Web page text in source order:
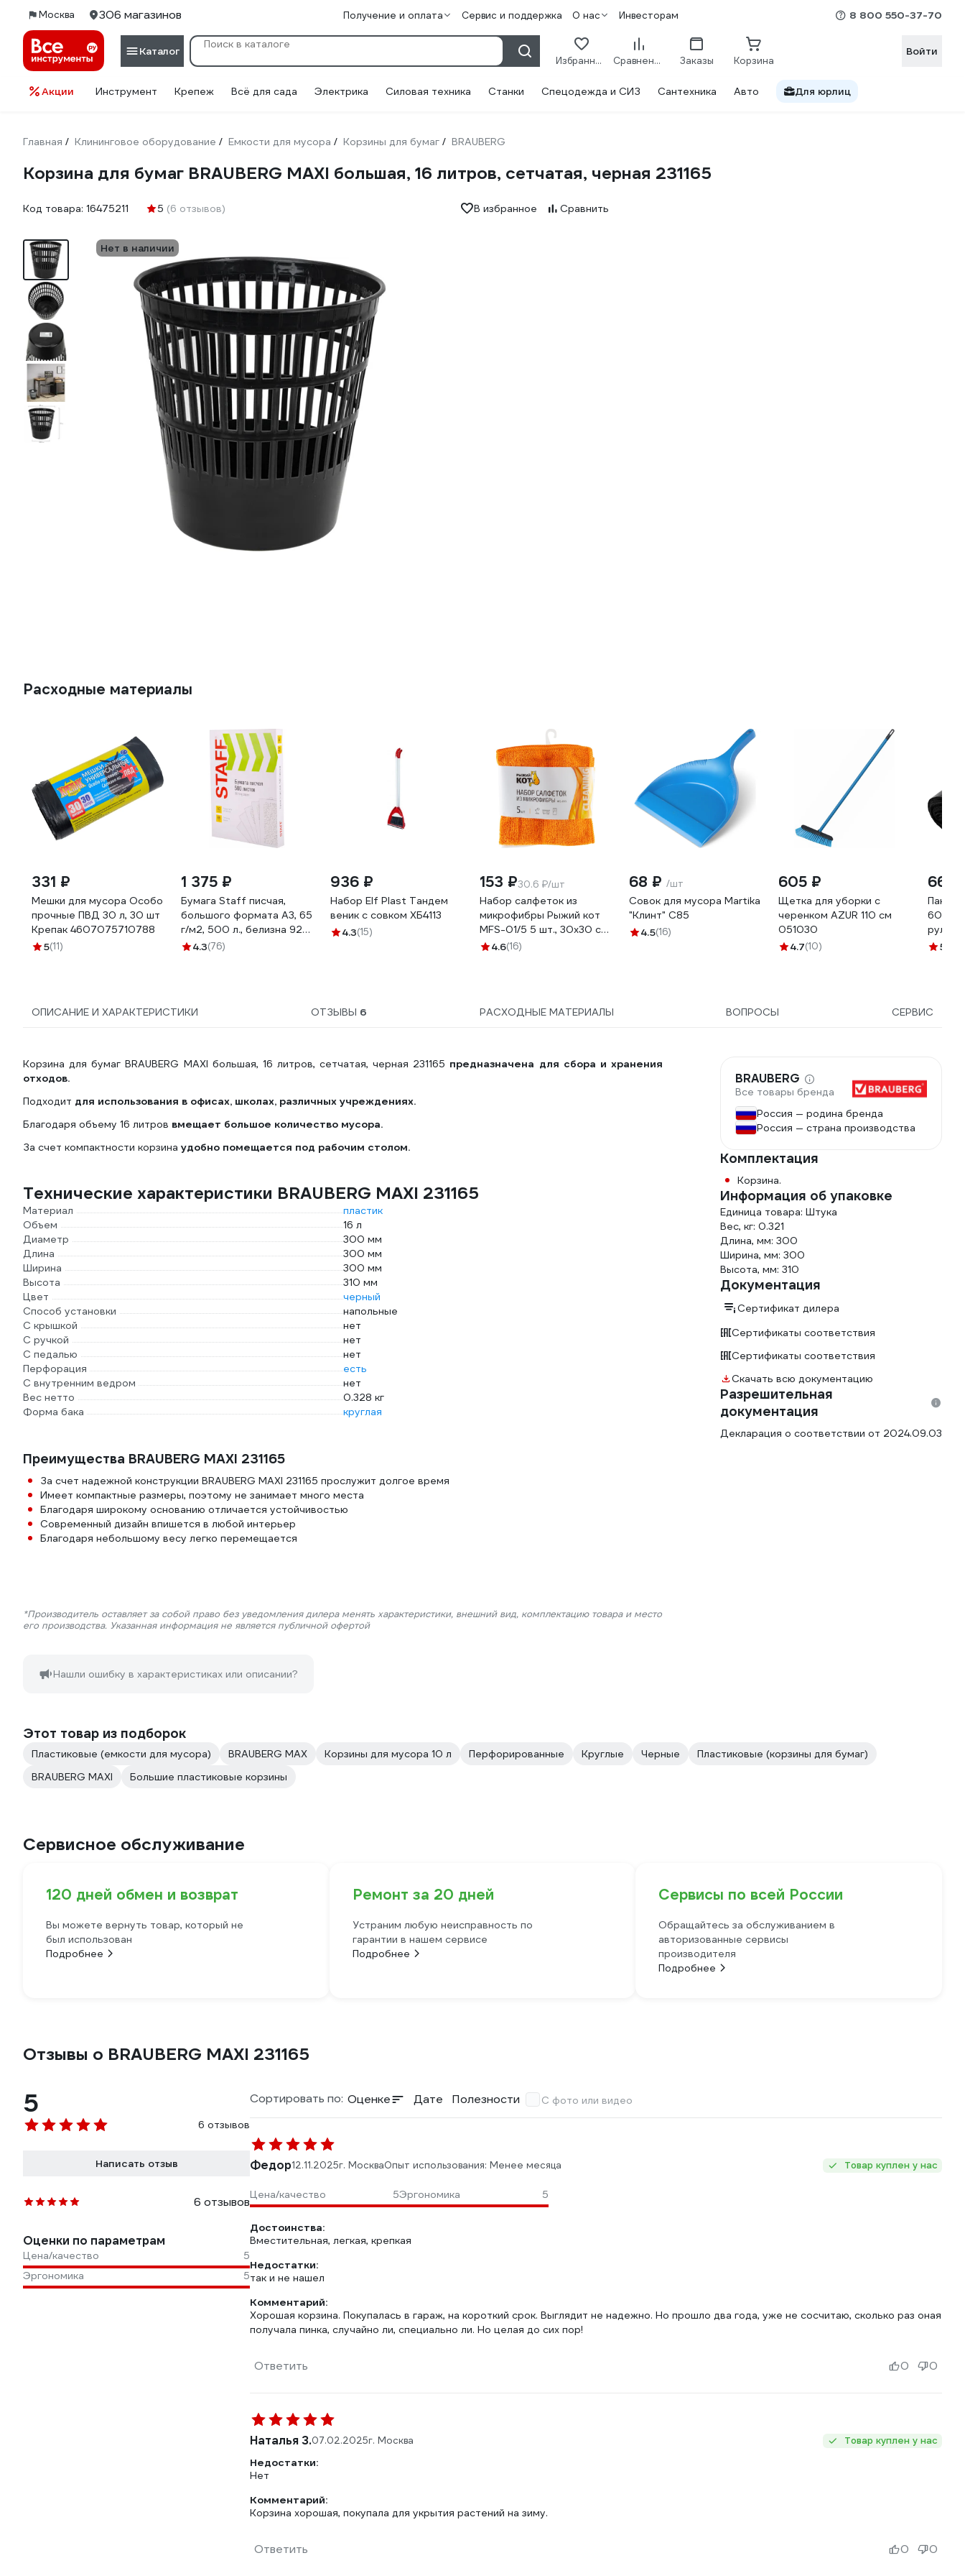
Москва 306 магазинов Получение и оплата Сервис и поддержка О нас Инвесторам 8 800 550-37-70
Каталог
Избранное Сравнение Заказы Корзина
Войти
Акции Инструмент Крепеж Всё для сада Электрика Силовая техника Станки Спецодежда и СИЗ Сантехника Авто Для юрлиц
Главная / Клининговое оборудование / Емкости для мусора / Корзины для бумаг / BRAUBERG
Корзина для бумаг BRAUBERG MAXI большая, 16 литров, сетчатая, черная 231165
Код товара: 16475211 5 (6 отзывов) В избранное Сравнить
Нет в наличии
Расходные материалы
331 ₽
Мешки для мусора Особо
прочные ПВД 30 л, 30 шт
Крепак 4607075710788
5(11)
1 375 ₽
Бумага Staff писчая,
большого формата А3, 65
г/м2, 500 л., белизна 92
(ISO) 114213
4.3(76)
936 ₽
Набор Elf Plast Тандем
веник с совком ХБ4113
4.3(15)
153 ₽30.6 ₽/шт
Набор салфеток из
микрофибры Рыжий кот
MFS-01/5 5 шт., 30х30 см
310238
4.6(16)
68 ₽ /шт
Совок для мусора Martika
"Клинт" С85
4.5(16)
605 ₽
Щетка для уборки с
черенком AZUR 110 см
051030
4.7(10)
66 ₽
60x80
23-
5
ОПИСАНИЕ И ХАРАКТЕРИСТИКИ ОТЗЫВЫ 6 РАСХОДНЫЕ МАТЕРИАЛЫ ВОПРОСЫ СЕРВИС
Корзина для бумаг BRAUBERG MAXI большая, 16 литров, сетчатая, черная 231165 предназначена для сбора и хранения
отходов.
Подходит для использования в офисах, школах, различных учреждениях.
Благодаря объему 16 литров вмещает большое количество мусора.
За счет компактности корзина удобно помещается под рабочим столом.
Технические характеристики BRAUBERG MAXI 231165
Материал
пластик
Объем
16 л
Диаметр
300 мм
Длина
300 мм
Ширина
300 мм
Высота
310 мм
Цвет
черный
Способ установки
напольные
С крышкой
нет
С ручкой
нет
С педалью
нет
Перфорация
есть
С внутренним ведром
нет
Вес нетто
0.328 кг
Форма бака
круглая
Преимущества BRAUBERG MAXI 231165
За счет надежной конструкции BRAUBERG MAXI 231165 прослужит долгое время
Имеет компактные размеры, поэтому не занимает много места
Благодаря широкому основанию отличается устойчивостью
Современный дизайн впишется в любой интерьер
Благодаря небольшому весу легко перемещается
*Производитель оставляет за собой право без уведомления дилера менять характеристики, внешний вид, комплектацию товара и место
его производства. Указанная информация не является публичной офертой
Нашли ошибку в характеристиках или описании?
BRAUBERG
Все товары бренда
Россия — родина бренда
Россия — страна производства
Комплектация
Корзина.
Информация об упаковке
Единица товара: Штука
Вес, кг: 0.321
Длина, мм: 300
Ширина, мм: 300
Высота, мм: 310
Документация
Сертификат дилера
Сертификаты соответствия
Сертификаты соответствия
Скачать всю документацию
Разрешительная
документация
Декларация о соответствии от 2024.09.03
Этот товар из подборок
Пластиковые (емкости для мусора) BRAUBERG MAX Корзины для мусора 10 л Перфорированные Круглые Черные
Пластиковые (корзины для бумаг)
BRAUBERG MAXI
Большие пластиковые корзины
Сервисное обслуживание
120 дней обмен и возврат
Вы можете вернуть товар, который не
был использован
Подробнее
Ремонт за 20 дней
Устраним любую неисправность по
гарантии в нашем сервисе
Подробнее
Сервисы по всей России
Обращайтесь за обслуживанием в
авторизованные сервисы
производителя
Подробнее
Отзывы о BRAUBERG MAXI 231165
5
6 отзывов
Написать отзыв
6 отзывов
Оценки по параметрам
Цена/качество
5
Эргономика
5
Сортировать по: Оценке Дате Полезности С фото или видео
Федор12.11.2025г. МоскваОпыт использования: Менее месяца Товар куплен у нас
Цена/качество 5Эргономика 5
Достоинства:
Вместительная, легкая, крепкая
Недостатки:
так и не нашел
Комментарий:
Хорошая корзина. Покупалась в гараж, на короткий срок. Выглядит не надежно. Но прошло два года, уже не сосчитаю, сколько раз оная
получала пинка, случайно ли, специально ли. Но целая до сих пор!
Ответить 0 0
Наталья З.07.02.2025г. Москва Товар куплен у нас
Недостатки:
Нет
Комментарий:
Корзина хорошая, покупала для укрытия растений на зиму.
Ответить 0 0